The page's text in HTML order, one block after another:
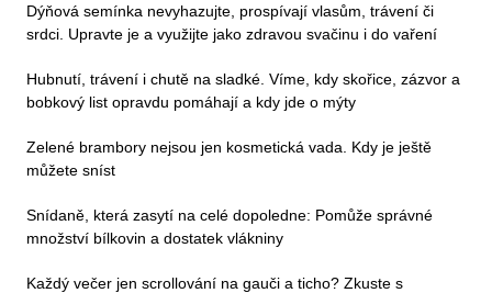
Dýňová semínka nevyhazujte, prospívají vlasům, trávení či
srdci. Upravte je a využijte jako zdravou svačinu i do vaření
Hubnutí, trávení i chutě na sladké. Víme, kdy skořice, zázvor a
bobkový list opravdu pomáhají a kdy jde o mýty
Zelené brambory nejsou jen kosmetická vada. Kdy je ještě
můžete sníst
Snídaně, která zasytí na celé dopoledne: Pomůže správné
množství bílkovin a dostatek vlákniny
Každý večer jen scrollování na gauči a ticho? Zkuste s